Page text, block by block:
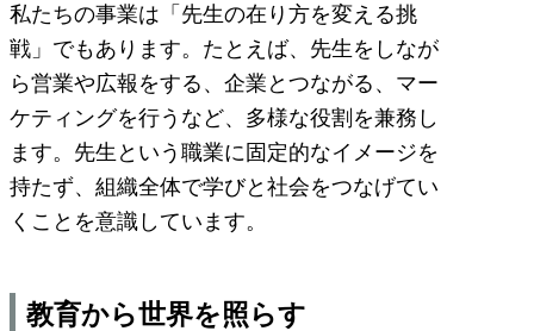
私たちの事業は「先生の在り方を変える挑
戦」でもあります。たとえば、先生をしなが
ら営業や広報をする、企業とつながる、マー
ケティングを行うなど、多様な役割を兼務し
ます。先生という職業に固定的なイメージを
持たず、組織全体で学びと社会をつなげてい
くことを意識しています。
教育から世界を照らす